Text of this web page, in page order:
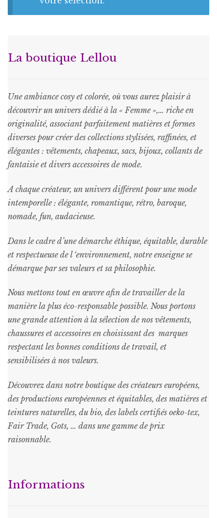
La boutique Lellou
Une ambiance cosy et colorée, où vous aurez plaisir à
découvrir un univers dédié à la « Femme »,… riche en
originalité, associant parfaitement matières et formes
diverses pour créer des collections stylisées, raffinées, et
élégantes : vêtements, chapeaux, sacs, bijoux, collants de
fantaisie et divers accessoires de mode.
A chaque créateur, un univers différent pour une mode
intemporelle : élégante, romantique, rétro, baroque,
nomade, fun, audacieuse.
Dans le cadre d’une démarche éthique, équitable, durable
et respectueuse de l ‘environnement, notre enseigne se
démarque par ses valeurs et sa philosophie.
Nous mettons tout en œuvre afin de travailler de la
manière la plus éco-responsable possible. Nous portons
une grande attention à la sélection de nos vêtements,
chaussures et accessoires en choisissant des marques
respectant les bonnes conditions de travail, et
sensibilisées à nos valeurs.
Découvrez dans notre boutique des créateurs européens,
des productions européennes et équitables, des matières et
teintures naturelles, du bio, des labels certifiés oeko-tex,
Fair Trade, Gots, … dans une gamme de prix
raisonnable.
Informations